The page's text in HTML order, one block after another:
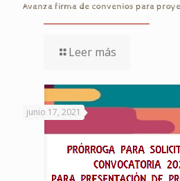
Avanza firma de convenios para
Leer más
junio 17, 2021